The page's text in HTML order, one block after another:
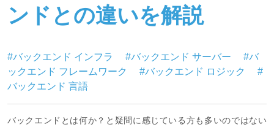
ンドとの違いを解説
#バックエンド インフラ #バックエンド サーバー
#バ
ックエンド フレームワーク
#バックエンド ロジック
#
バックエンド 言語
バックエンドとは何か？と疑問に感じている方も多いのではない